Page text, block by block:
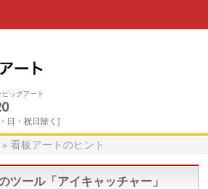
ッグアート
日・祝日除く]
アートのヒント
» 看板アートのヒント
ツール「アイキャッチャー」